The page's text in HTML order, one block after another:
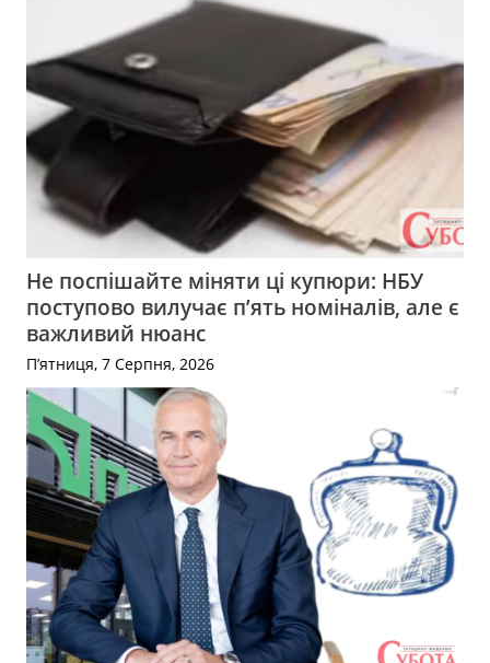
Не поспішайте міняти ці купюри: НБУ
поступово вилучає п’ять номіналів, але є
важливий нюанс
П’ятниця, 7 Серпня, 2026